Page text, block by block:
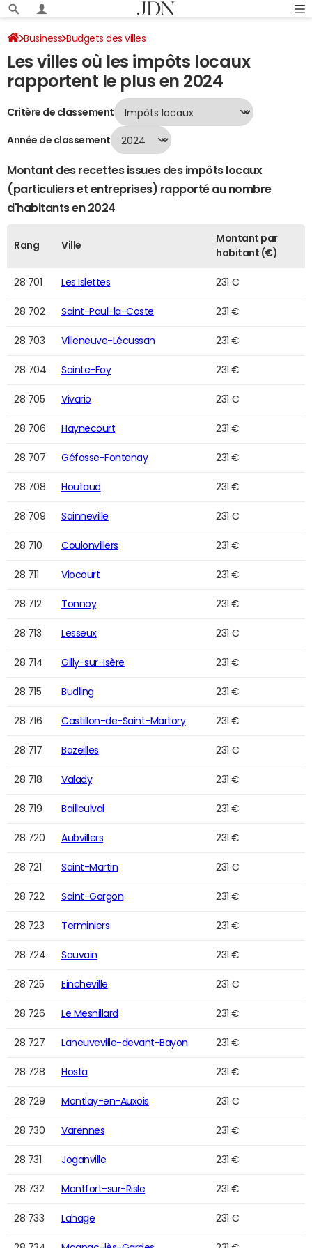
Business Budgets des villes
Classement 2024 des villes par impôts locaux Page 575
Les villes où les impôts locaux
rapportent le plus en 2024
Critère de classement
Année de classement
Montant des recettes issues des impôts locaux
(particuliers et entreprises) rapporté au nombre
d'habitants en 2024
Rang Ville
Montant par
habitant (€)
28 701 Les Islettes 231 €
28 702 Saint-Paul-la-Coste 231 €
28 703 Villeneuve-Lécussan 231 €
28 704 Sainte-Foy 231 €
28 705 Vivario 231 €
28 706 Haynecourt 231 €
28 707 Géfosse-Fontenay 231 €
28 708 Houtaud 231 €
28 709 Sainneville 231 €
28 710 Coulonvillers 231 €
28 711 Viocourt 231 €
28 712 Tonnoy 231 €
28 713 Lesseux 231 €
28 714 Gilly-sur-Isère 231 €
28 715 Budling 231 €
28 716 Castillon-de-Saint-Martory 231 €
28 717 Bazeilles 231 €
28 718 Valady 231 €
28 719 Bailleulval 231 €
28 720 Aubvillers 231 €
28 721 Saint-Martin 231 €
28 722 Saint-Gorgon 231 €
28 723 Terminiers 231 €
28 724 Sauvain 231 €
28 725 Eincheville 231 €
28 726 Le Mesnillard 231 €
28 727 Laneuveville-devant-Bayon 231 €
28 728 Hosta 231 €
28 729 Montlay-en-Auxois 231 €
28 730 Varennes 231 €
28 731 Joganville 231 €
28 732 Montfort-sur-Risle 231 €
28 733 Lahage 231 €